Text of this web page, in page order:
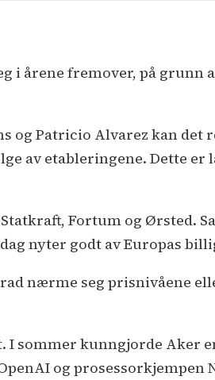
i årene fremover, på
og Patricio Alvarez kan det
av etableringene. Dette
Fortum og Ørsted.
nyter godt av Europas
nærme seg prisnivåene
sommer kunngjorde Aker
og prosessorkjempen